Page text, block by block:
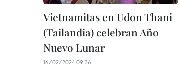
Vietnamitas en Udon Thani
(Tailandia) celebran Año
Nuevo Lunar
16/02/2024 09:36